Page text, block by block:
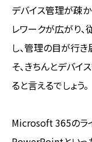
デバイス管理が疎か
レワークが広がり
し、管理の目が行
そ、きちんとデバイ
ると言えるでしょう。
Microsoft 365のラ